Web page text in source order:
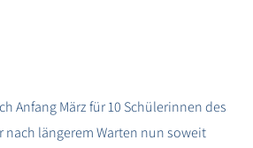
Anfang März für 10 Schülerinnen des
nach längerem Warten nun soweit